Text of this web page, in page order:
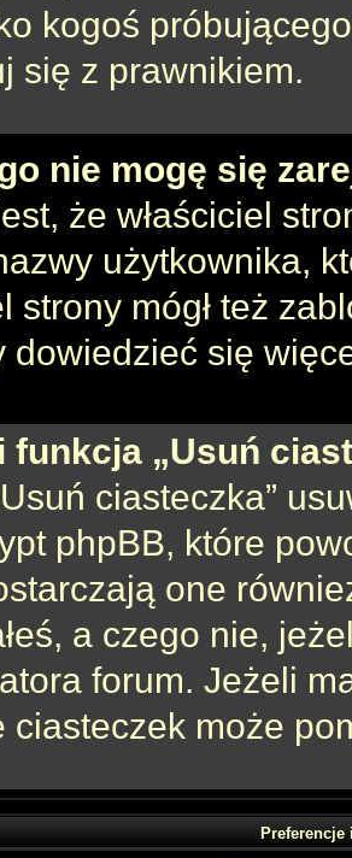
kogoś
się z prawnikiem.
nie mogę się
że właściciel
użytkownika,
strony mógł też
dowiedzieć się
funkcja „Usuń
ciasteczka”
phpBB, które
one
a czego nie,
forum. Jeżeli
ciasteczek może